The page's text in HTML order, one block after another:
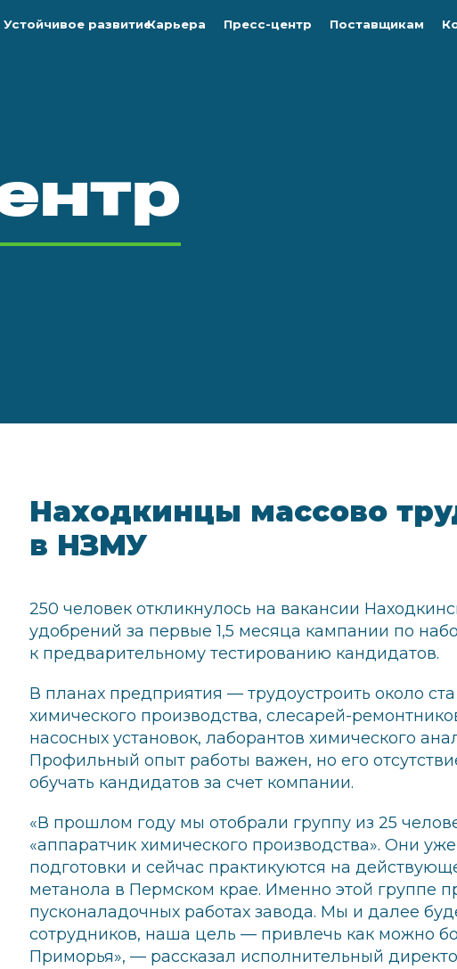
Устойчивое развитиеКарьера Пресс-центр Поставщикам
Находкинцы массово
в НЗМУ
250 человек откликнулось на вакансии
удобрений за первые 1,5 месяца кампании по
к предварительному тестированию кандидатов.
В планах предприятия — трудоустроить около
химического производства, слесарей-
насосных установок, лаборантов химического
Профильный опыт работы важен, но его
обучать кандидатов за счет компании.
«В прошлом году мы отобрали группу из 25
«аппаратчик химического производства». Они
подготовки и сейчас практикуются на
метанола в Пермском крае. Именно этой группе
пусконаладочных работах завода. Мы и далее
сотрудников, наша цель — привлечь как можно
Приморья», — рассказал исполнительный